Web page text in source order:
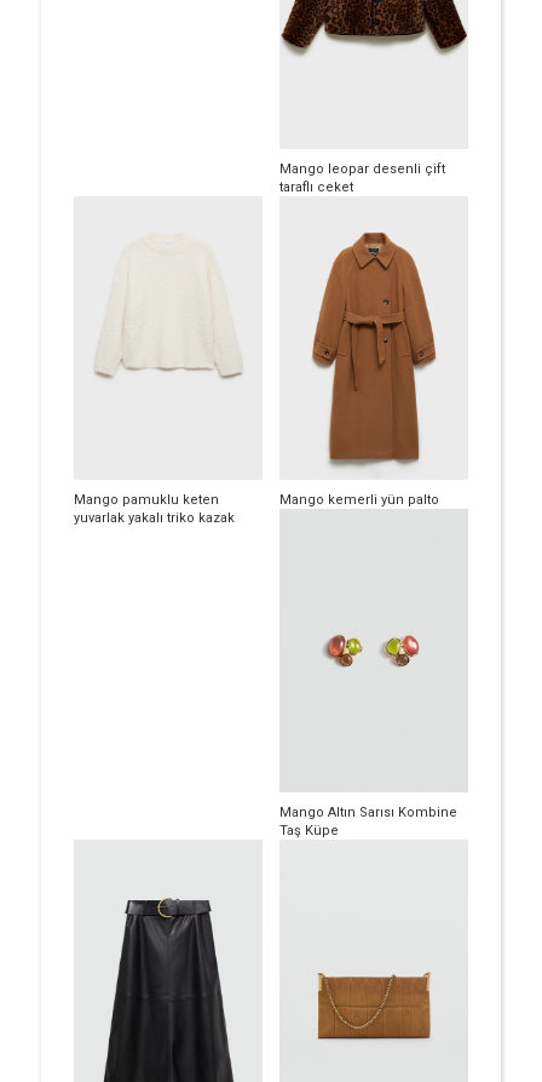
Mango leopar desenli çift
taraflı ceket
Mango pamuklu keten
yuvarlak yakalı triko kazak
Mango kemerli yün palto
Mango Altın Sarısı Kombine
Taş Küpe